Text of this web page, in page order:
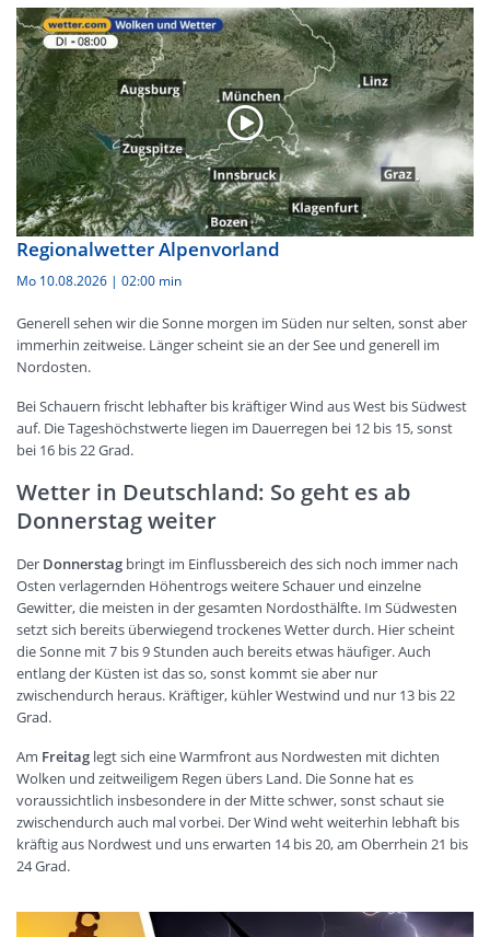
Regionalwetter Alpenvorland
Mo 10.08.2026 | 02:00 min
Generell sehen wir die Sonne morgen im Süden nur selten, sonst aber
immerhin zeitweise. Länger scheint sie an der See und generell im
Nordosten.
Bei Schauern frischt lebhafter bis kräftiger Wind aus West bis Südwest
auf. Die Tageshöchstwerte liegen im Dauerregen bei 12 bis 15, sonst
bei 16 bis 22 Grad.
Wetter in Deutschland: So geht es ab
Donnerstag weiter
Der Donnerstag bringt im Einflussbereich des sich noch immer nach
Osten verlagernden Höhentrogs weitere Schauer und einzelne
Gewitter, die meisten in der gesamten Nordosthälfte. Im Südwesten
setzt sich bereits überwiegend trockenes Wetter durch. Hier scheint
die Sonne mit 7 bis 9 Stunden auch bereits etwas häufiger. Auch
entlang der Küsten ist das so, sonst kommt sie aber nur
zwischendurch heraus. Kräftiger, kühler Westwind und nur 13 bis 22
Grad.
Am Freitag legt sich eine Warmfront aus Nordwesten mit dichten
Wolken und zeitweiligem Regen übers Land. Die Sonne hat es
voraussichtlich insbesondere in der Mitte schwer, sonst schaut sie
zwischendurch auch mal vorbei. Der Wind weht weiterhin lebhaft bis
kräftig aus Nordwest und uns erwarten 14 bis 20, am Oberrhein 21 bis
24 Grad.